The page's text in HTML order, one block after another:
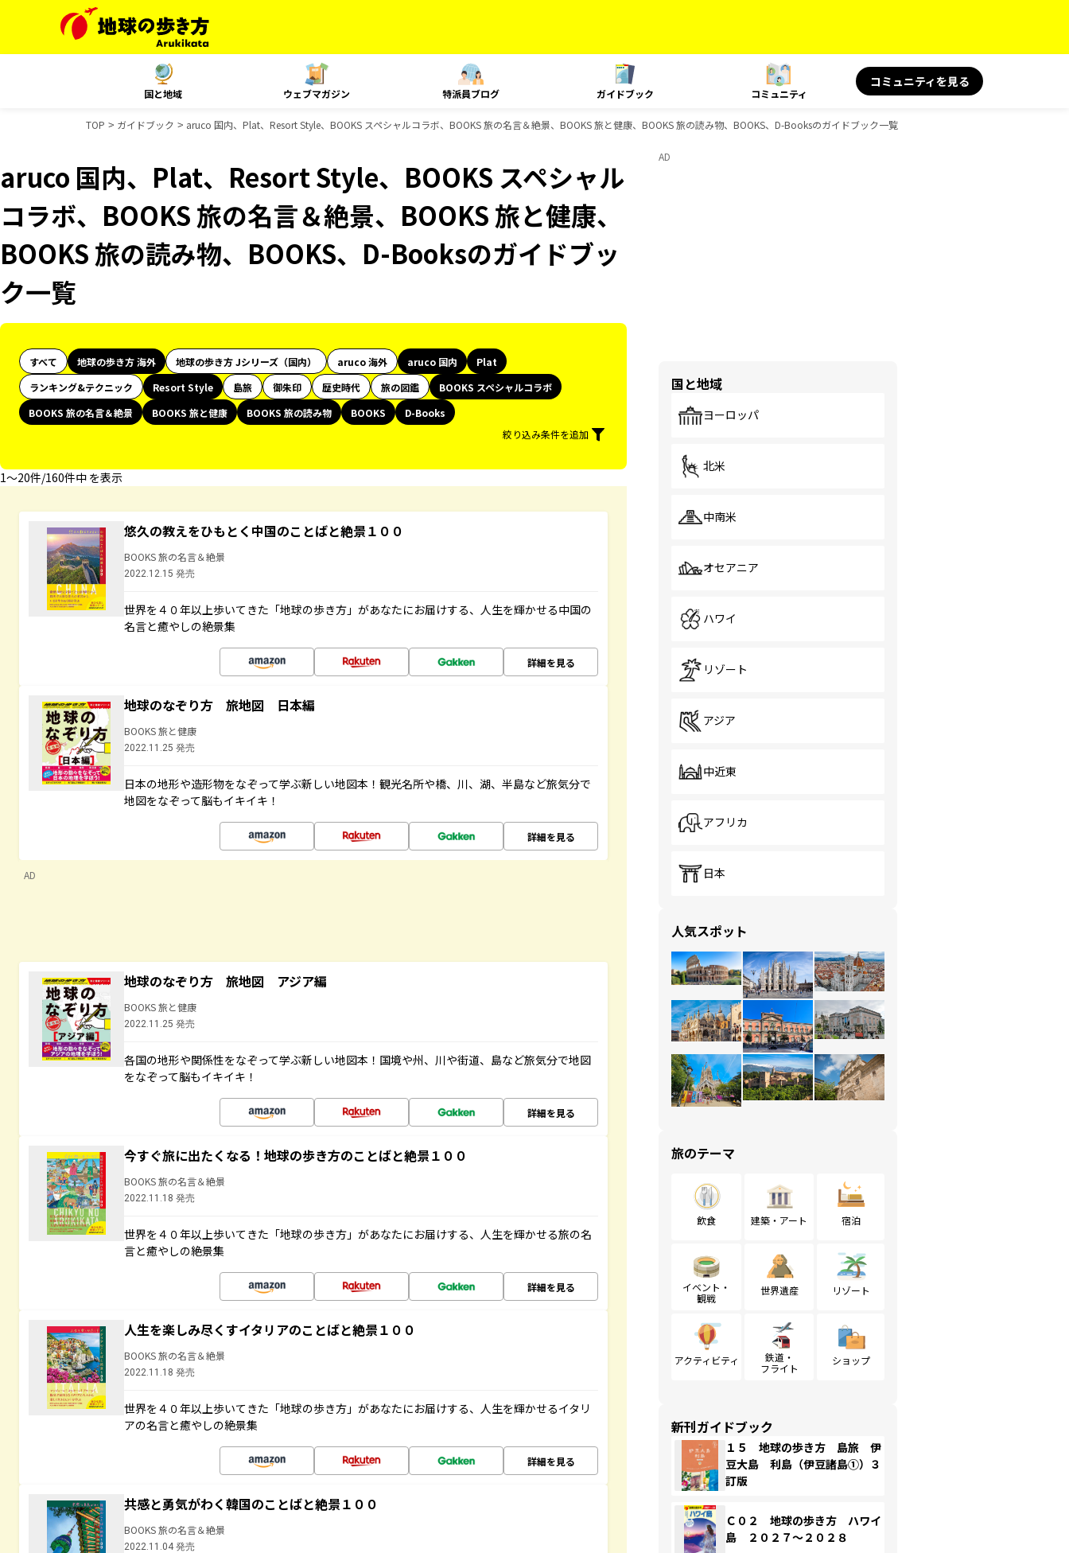
国と地域 ウェブマガジン 特派員ブログ ガイドブック コミュニティ
コミュニティを見る
TOP ガイドブック aruco 国内、Plat、Resort Style、BOOKS スペシャルコラボ、BOOKS 旅の名言＆絶景、BOOKS 旅と健康、BOOKS 旅の読み物、BOOKS、D-Booksのガイドブック一覧
aruco 国内、Plat、Resort Style、BOOKS スペシャル
コラボ、BOOKS 旅の名言＆絶景、BOOKS 旅と健康、
BOOKS 旅の読み物、BOOKS、D-Booksのガイドブッ
ク一覧
すべて 地球の歩き方 海外 地球の歩き方 Jシリーズ（国内） aruco 海外 aruco 国内
Plat
ランキング&テクニック
Resort Style 島旅 御朱印 歴史時代 旅の図鑑
BOOKS スペシャルコラボ
BOOKS 旅の名言＆絶景
BOOKS 旅と健康 BOOKS 旅の読み物 BOOKS
D-Books
絞り込み条件を追加
1〜20件/160件中 を表示
悠久の教えをひもとく中国のことばと絶景１００
BOOKS 旅の名言＆絶景
2022.12.15 発売
世界を４０年以上歩いてきた「地球の歩き方」があなたにお届けする、人生を輝かせる中国の
名言と癒やしの絶景集
詳細を見る
地球のなぞり方 旅地図 日本編
BOOKS 旅と健康
2022.11.25 発売
日本の地形や造形物をなぞって学ぶ新しい地図本！観光名所や橋、川、湖、半島など旅気分で
地図をなぞって脳もイキイキ！
詳細を見る
AD
地球のなぞり方 旅地図 アジア編
BOOKS 旅と健康
2022.11.25 発売
各国の地形や関係性をなぞって学ぶ新しい地図本！国境や州、川や街道、島など旅気分で地図
をなぞって脳もイキイキ！
詳細を見る
今すぐ旅に出たくなる！地球の歩き方のことばと絶景１００
BOOKS 旅の名言＆絶景
2022.11.18 発売
世界を４０年以上歩いてきた「地球の歩き方」があなたにお届けする、人生を輝かせる旅の名
言と癒やしの絶景集
詳細を見る
人生を楽しみ尽くすイタリアのことばと絶景１００
BOOKS 旅の名言＆絶景
2022.11.18 発売
世界を４０年以上歩いてきた「地球の歩き方」があなたにお届けする、人生を輝かせるイタリ
アの名言と癒やしの絶景集
詳細を見る
共感と勇気がわく韓国のことばと絶景１００
BOOKS 旅の名言＆絶景
2022.11.04 発売
AD
国と地域
ヨーロッパ
北米
中南米
オセアニア
ハワイ
リゾート
アジア
中近東
アフリカ
日本
人気スポット
旅のテーマ
飲食 建築・アート 宿泊
イベント・
観戦
世界遺産 リゾート
アクティビティ
鉄道・
フライト
ショップ
新刊ガイドブック
１５ 地球の歩き方 島旅 伊
豆大島 利島（伊豆諸島①）３
訂版
Ｃ０２ 地球の歩き方 ハワイ
島 ２０２７～２０２８